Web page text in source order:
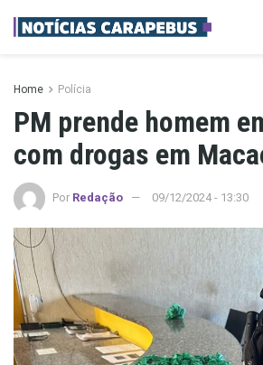
Home Polícia
PM prende homem
com drogas em
Por Redação 09/12/2024 - 13:30